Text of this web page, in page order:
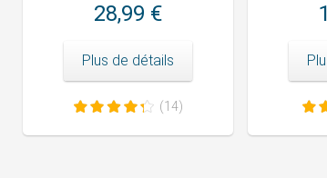
28,99 €
Plus de détails
(14)